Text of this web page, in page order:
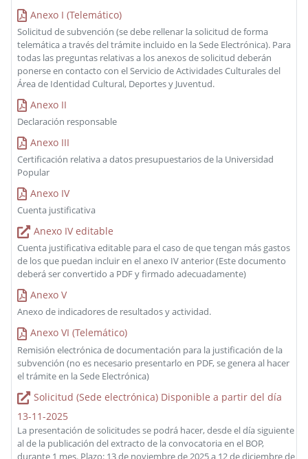
Anexo I (Telemático)
Solicitud de subvención (se debe rellenar la solicitud de forma
telemática a través del trámite incluido en la Sede Electrónica). Para
todas las preguntas relativas a los anexos de solicitud deberán
ponerse en contacto con el Servicio de Actividades Culturales del
Área de Identidad Cultural, Deportes y Juventud.
Anexo II
Declaración responsable
Anexo III
Certificación relativa a datos presupuestarios de la Universidad
Popular
Anexo IV
Cuenta justificativa
Anexo IV editable
Cuenta justificativa editable para el caso de que tengan más gastos
de los que puedan incluir en el anexo IV anterior (Este documento
deberá ser convertido a PDF y firmado adecuadamente)
Anexo V
Anexo de indicadores de resultados y actividad.
Anexo VI (Telemático)
Remisión electrónica de documentación para la justificación de la
subvención (no es necesario presentarlo en PDF, se genera al hacer
el trámite en la Sede Electrónica)
Solicitud (Sede electrónica) Disponible a partir del día
13-11-2025
La presentación de solicitudes se podrá hacer, desde el día siguiente
al de la publicación del extracto de la convocatoria en el BOP,
durante 1 mes. Plazo: 13 de noviembre de 2025 a 12 de diciembre de